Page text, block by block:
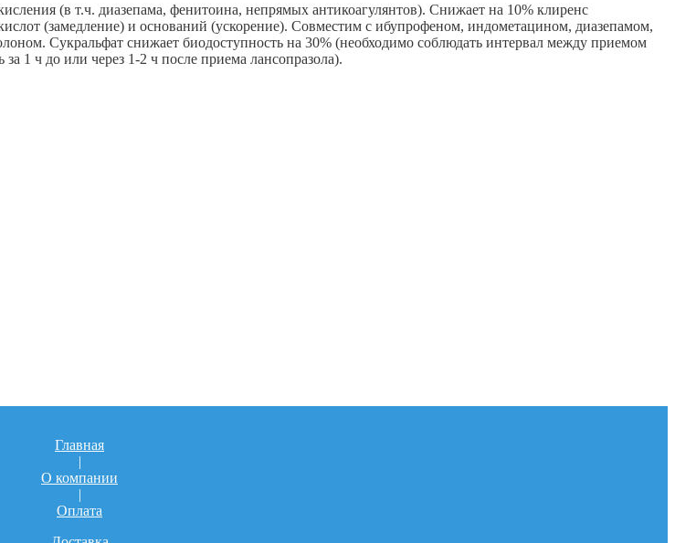
(в т.ч. диазепама, фенитоина, непрямых антикоагулянтов). Снижает на 10% клиренс
(замедление) и оснований (ускорение). Совместим с ибупрофеном, индометацином, диазепамом,
Сукральфат снижает биодоступность на 30% (необходимо соблюдать интервал между приемом
1 ч до или через 1-2 ч после приема лансопразола).
Главная
|
О компании
|
Оплата